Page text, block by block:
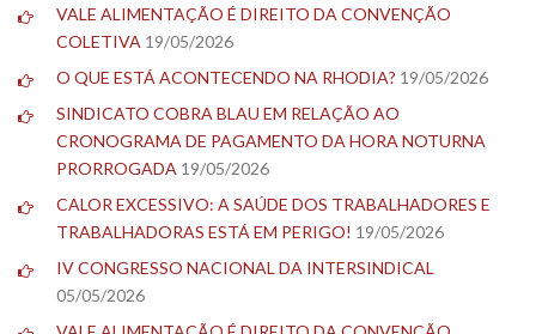
VALE ALIMENTAÇÃO É DIREITO DA CONVENÇÃO
COLETIVA 19/05/2026
O QUE ESTÁ ACONTECENDO NA RHODIA? 19/05/2026
SINDICATO COBRA BLAU EM RELAÇÃO AO
CRONOGRAMA DE PAGAMENTO DA HORA NOTURNA
PRORROGADA 19/05/2026
CALOR EXCESSIVO: A SAÚDE DOS TRABALHADORES E
TRABALHADORAS ESTÁ EM PERIGO! 19/05/2026
IV CONGRESSO NACIONAL DA INTERSINDICAL
05/05/2026